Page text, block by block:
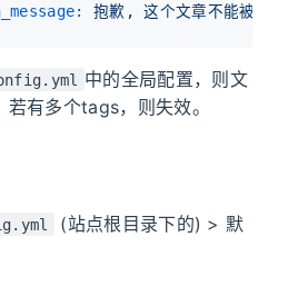
抱歉, 这个文章不能被校
中的全局配置，则文
有多个tags，则失效。
(站点根目录下的) > 默